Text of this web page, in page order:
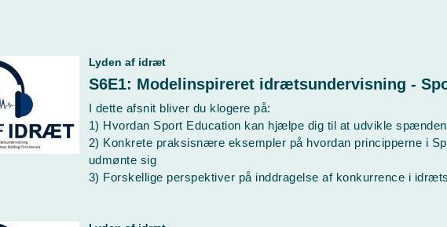
Lyden af idræt
S6E1: Modelinspireret idrætsundervisning -
I dette afsnit bliver du klogere på:
1) Hvordan Sport Education kan hjælpe dig til at udvikle
2) Konkrete praksisnære eksempler på hvordan principperne i
udmønte sig
3) Forskellige perspektiver på inddragelse af konkurrence i